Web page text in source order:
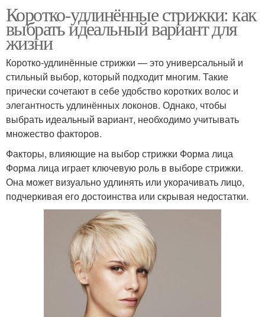
Коротко-удлинённые стрижки: как
выбрать идеальный вариант для
жизни
Коротко-удлинённые стрижки — это универсальный и
стильный выбор, который подходит многим. Такие
прически сочетают в себе удобство коротких волос и
элегантность удлинённых локонов. Однако, чтобы
выбрать идеальный вариант, необходимо учитывать
множество факторов.
Факторы, влияющие на выбор стрижки Форма лица
Форма лица играет ключевую роль в выборе стрижки.
Она может визуально удлинять или укорачивать лицо,
подчеркивая его достоинства или скрывая недостатки.